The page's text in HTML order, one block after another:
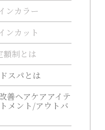
ンカラー
ンカット
額制とは
スパとは
善ヘアケアアイテ
メント/アウトバ